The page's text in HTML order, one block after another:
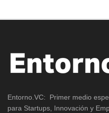
Entorno.VC: Primer medio
para Startups, Innovación y